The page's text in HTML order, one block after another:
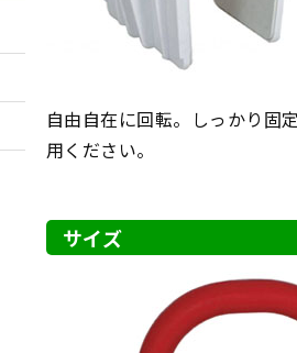
自由自在に回転。しっかり固
用ください。
サイズ